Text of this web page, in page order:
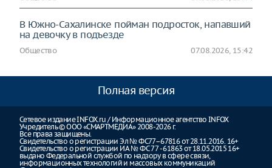
В Южно-Сахалинске пойман подросток, напавший
на девочку в подъезде
Общество 07.08.2026, 15:42
Полная версия
Сетевое издание INFOX.ru / Информационное агентство INFOX
Учредитель © ООО «СМАРТМЕДИА» 2008-2026 г.
Все права защищены.
Свидетельство о регистрации Эл № ФС77–67816 от 28.11.2016. 16+
Свидетельство о регистрации ИА № ФС 77 - 61863 от 18.05.2015 16+
выдано Федеральной службой по надзору в сфере связи,
информационных технологий и массовых коммуникаций